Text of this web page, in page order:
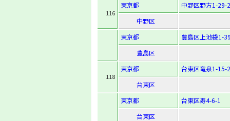
116
東京都
中野区野方1-29-2
中野区
東京都
豊島区上池袋1-
豊島区
118
東京都
台東区竜泉1-15-2
台東区
東京都
台東区寿4-6-1
台東区